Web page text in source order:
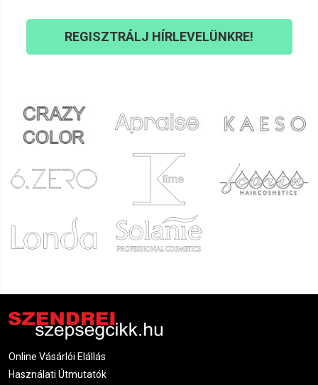
REGISZTRÁLJ HÍRLEVELÜNKRE!
Online Vásárlói Elállás
Használati Útmutatók